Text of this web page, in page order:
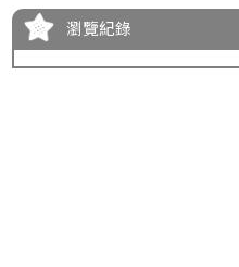
瀏覽紀錄